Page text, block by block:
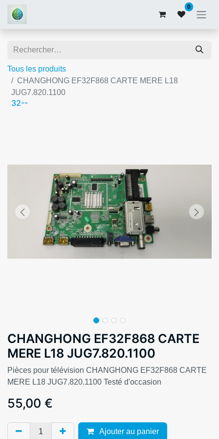
0
Tous les produits
CHANGHONG EF32F868 CARTE MERE L18
JUG7.820.1100
32--
CHANGHONG EF32F868 CARTE
MERE L18 JUG7.820.1100
Pièces pour télévision CHANGHONG EF32F868 CARTE
MERE L18 JUG7.820.1100 Testé d'occasion
55,00 €
Ajouter au panier